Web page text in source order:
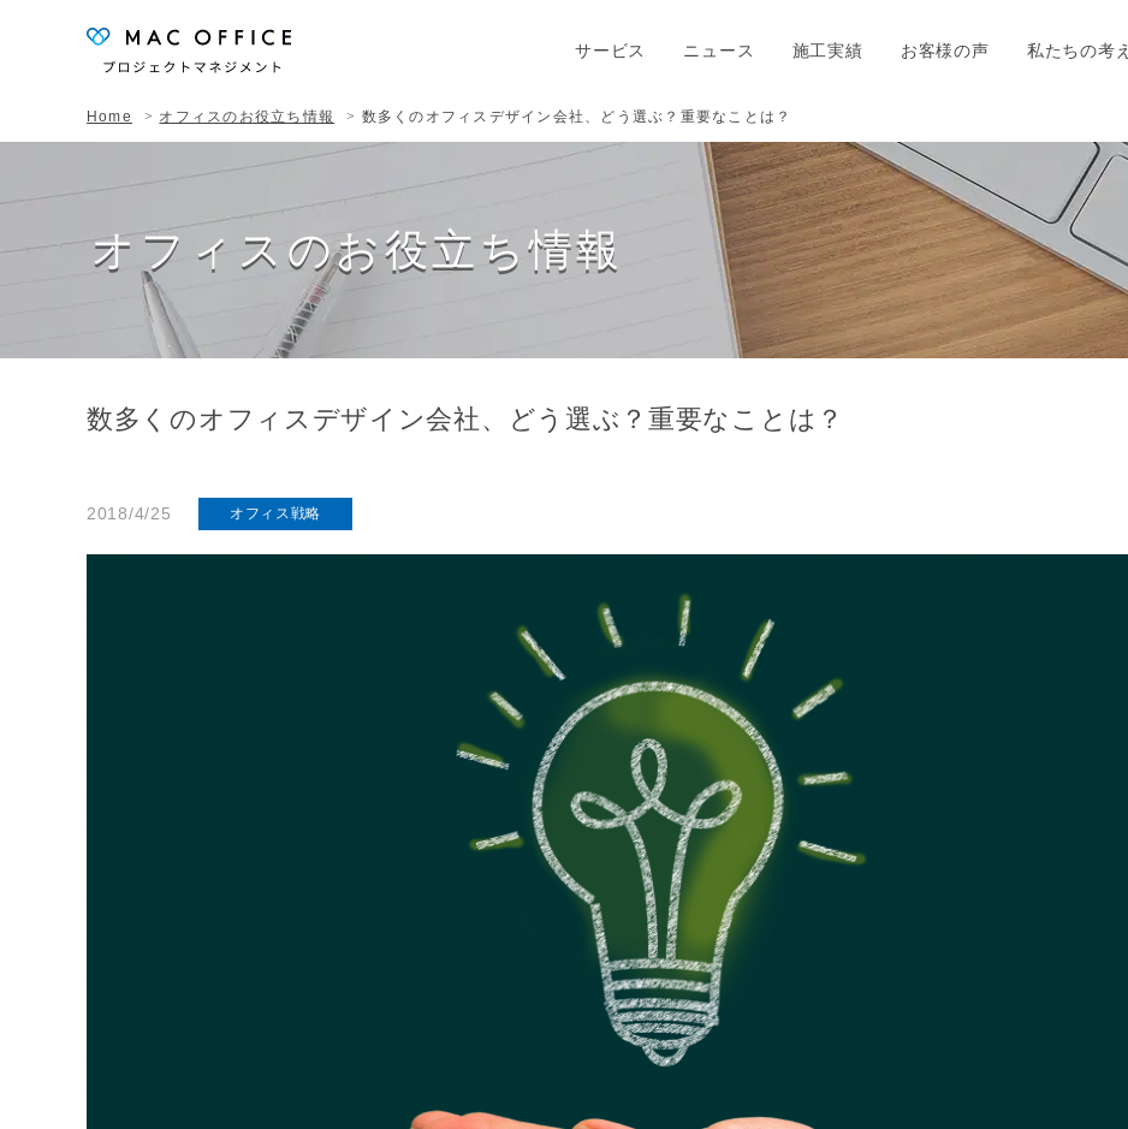
サービス ニュース 施工実績 お客様の声 私たちの考え
Home オフィスのお役立ち情報 数多くのオフィスデザイン会社、どう選ぶ？重要なことは？
オフィスのお役立ち情報
数多くのオフィスデザイン会社、どう選ぶ？重要なことは？
2018/4/25 オフィス戦略